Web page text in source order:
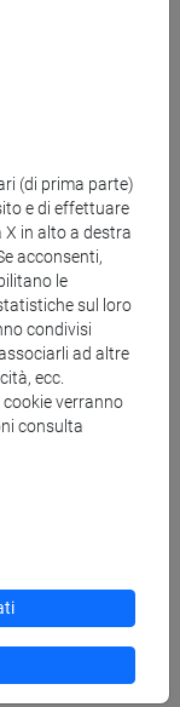
tuo Google
generaics?
Note
(di prima parte)
e di effettuare
in alto a destra
acconsenti,
le
sul loro
condivisi
ad altre
ecc.
cookie verranno
consulta